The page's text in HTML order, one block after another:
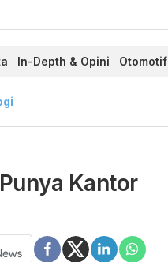
In-Depth & Opini Otomotif
Kantor